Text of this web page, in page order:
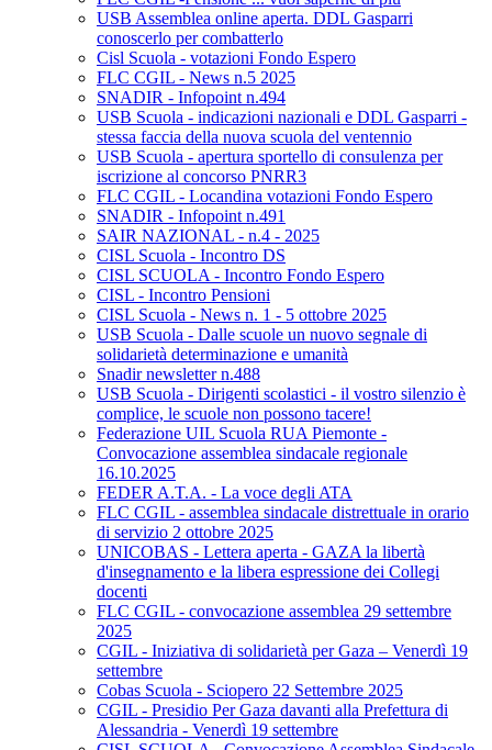
USB Assemblea online aperta. DDL Gasparri
conoscerlo per combatterlo
Cisl Scuola - votazioni Fondo Espero
FLC CGIL - News n.5 2025
SNADIR - Infopoint n.494
USB Scuola - indicazioni nazionali e DDL Gasparri -
stessa faccia della nuova scuola del ventennio
USB Scuola - apertura sportello di consulenza per
iscrizione al concorso PNRR3
FLC CGIL - Locandina votazioni Fondo Espero
SNADIR - Infopoint n.491
SAIR NAZIONAL - n.4 - 2025
CISL Scuola - Incontro DS
CISL SCUOLA - Incontro Fondo Espero
CISL - Incontro Pensioni
CISL Scuola - News n. 1 - 5 ottobre 2025
USB Scuola - Dalle scuole un nuovo segnale di
solidarietà determinazione e umanità
Snadir newsletter n.488
USB Scuola - Dirigenti scolastici - il vostro silenzio è
complice, le scuole non possono tacere!
Federazione UIL Scuola RUA Piemonte -
Convocazione assemblea sindacale regionale
16.10.2025
FEDER A.T.A. - La voce degli ATA
FLC CGIL - assemblea sindacale distrettuale in orario
di servizio 2 ottobre 2025
UNICOBAS - Lettera aperta - GAZA la libertà
d'insegnamento e la libera espressione dei Collegi
docenti
FLC CGIL - convocazione assemblea 29 settembre
2025
CGIL - Iniziativa di solidarietà per Gaza – Venerdì 19
settembre
Cobas Scuola - Sciopero 22 Settembre 2025
CGIL - Presidio Per Gaza davanti alla Prefettura di
Alessandria - Venerdì 19 settembre